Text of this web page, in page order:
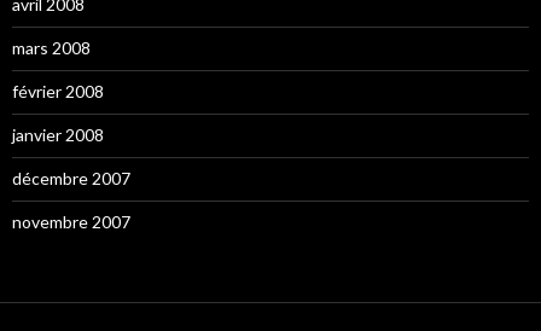
avril 2008
mars 2008
février 2008
janvier 2008
décembre 2007
novembre 2007